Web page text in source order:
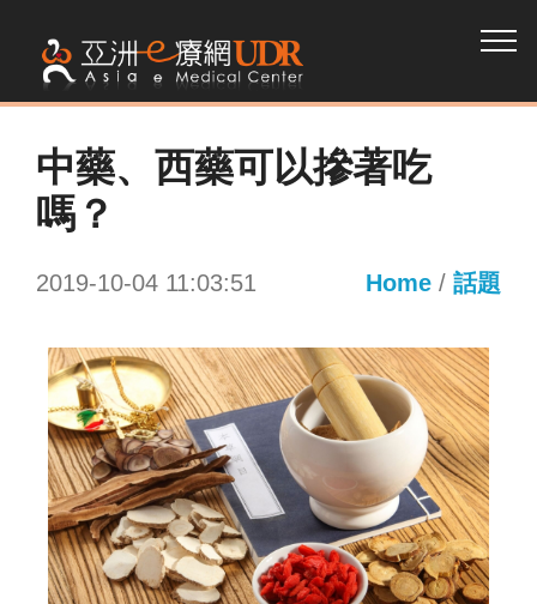
中藥、西藥可以摻著吃
嗎？
2019-10-04 11:03:51 Home / 話題